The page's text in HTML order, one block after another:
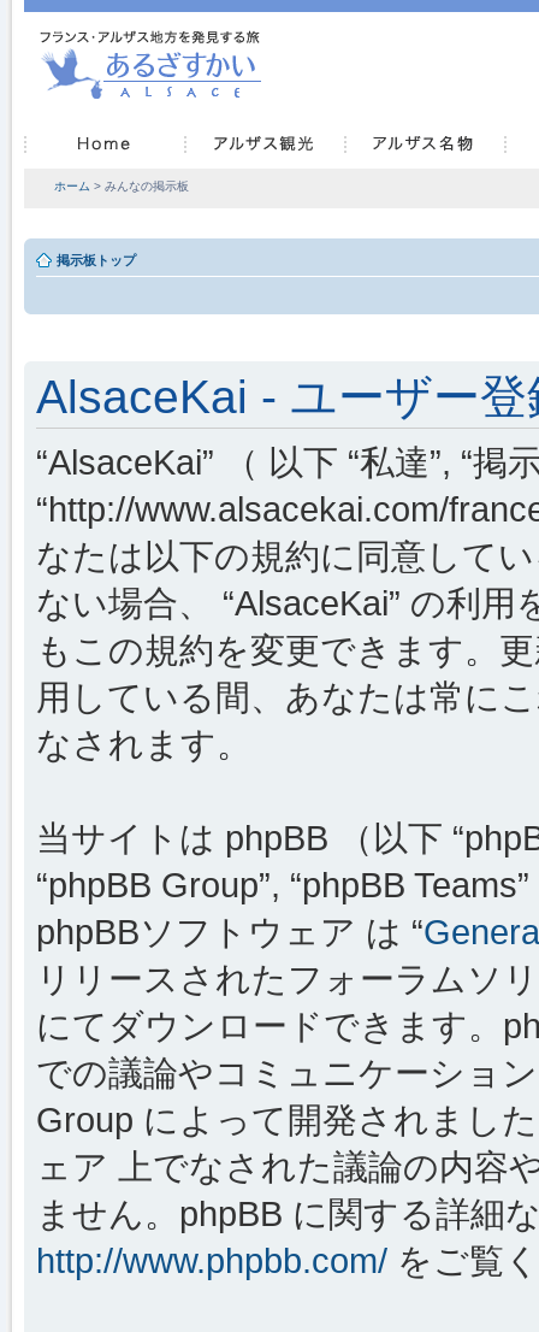
ホーム > みんなの掲示板
掲示板トップ
AlsaceKai - ユーザー登
“AlsaceKai” （ 以下 “私達”, “掲
“http://www.alsacekai.com/
なたは以下の規約に同意して
ない場合、 “AlsaceKai” の利
もこの規約を変更できます。
用している間、あなたは常に
なされます。
当サイトは phpBB （以下
“phpBB Group”, “phpBB
phpBBソフトウェア は “
リリースされたフォーラムソ
にてダウンロードできます。
での議論やコミュニケーショ
Group によって開発されまし
ェア 上でなされた議論の内容
ません。phpBB に関する詳細
http://www.phpbb.com/ をご覧